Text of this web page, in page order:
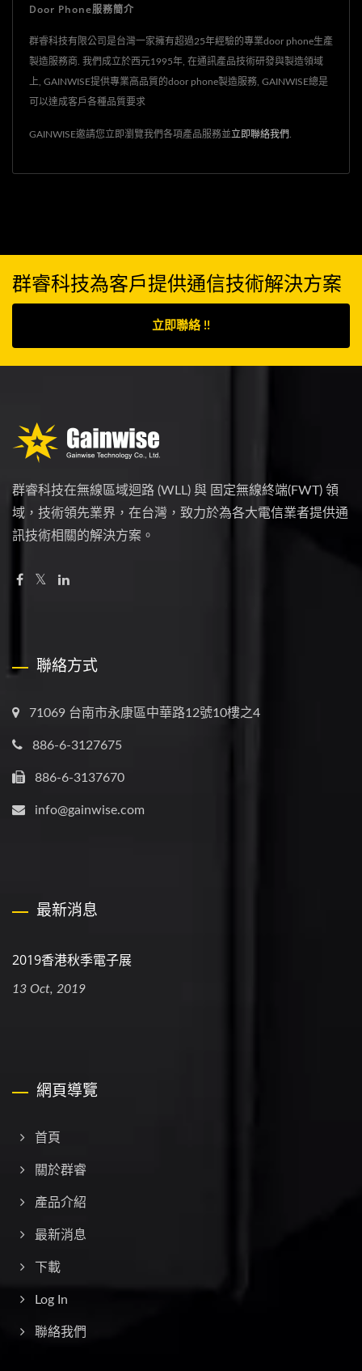
Door Phone服務簡介
群睿科技有限公司是台灣一家擁有超過25年經驗的專業door phone生產
製造服務商. 我們成立於西元1995年, 在通訊產品技術研發與製造領域
上, GAINWISE提供專業高品質的door phone製造服務, GAINWISE總是
可以達成客戶各種品質要求
GAINWISE邀請您立即瀏覽我們各項產品服務並立即聯絡我們
群睿科技為客戶提供通信技術解決方案
立即聯絡 !!
群睿科技在無線區域迴路 (WLL) 與 固定無線終端(FWT) 領
域，技術領先業界，在台灣，致力於為各大電信業者提供通
訊技術相關的解決方案。
聯絡方式
71069 台南市永康區中華路12號10樓之4
886-6-3127675
886-6-3137670
info@gainwise.com
最新消息
2019香港秋季電子展
13 Oct, 2019
網頁導覽
首頁
關於群睿
產品介紹
最新消息
下載
Log In
聯絡我們